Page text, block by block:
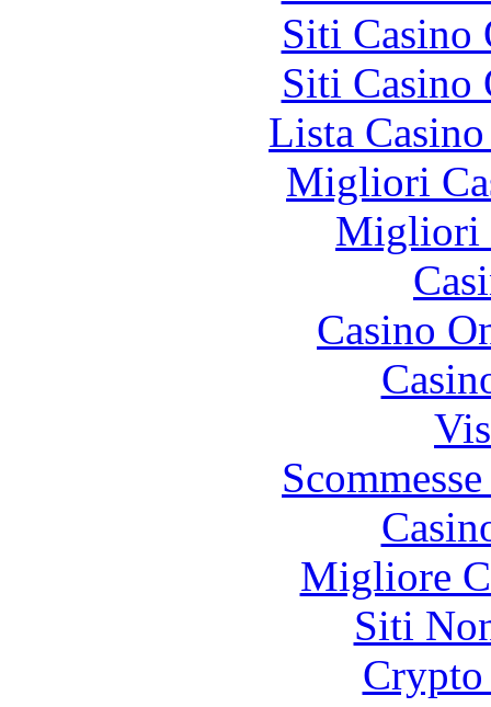
Siti Casino
Siti Casino
Lista
Migliori
Migliori
Casino
Migliore
Siti